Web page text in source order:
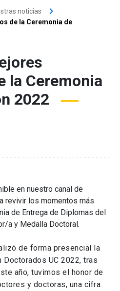
noticias keyboard_arrow_right
de la Ceremonia de
la Ceremonia
2022
en nuestro canal de
revivir los momentos más
de Entrega de Diplomas del
a y Medalla Doctoral.
de forma presencial la
Doctorados UC 2022, tras
año, tuvimos el honor de
y doctoras, una cifra